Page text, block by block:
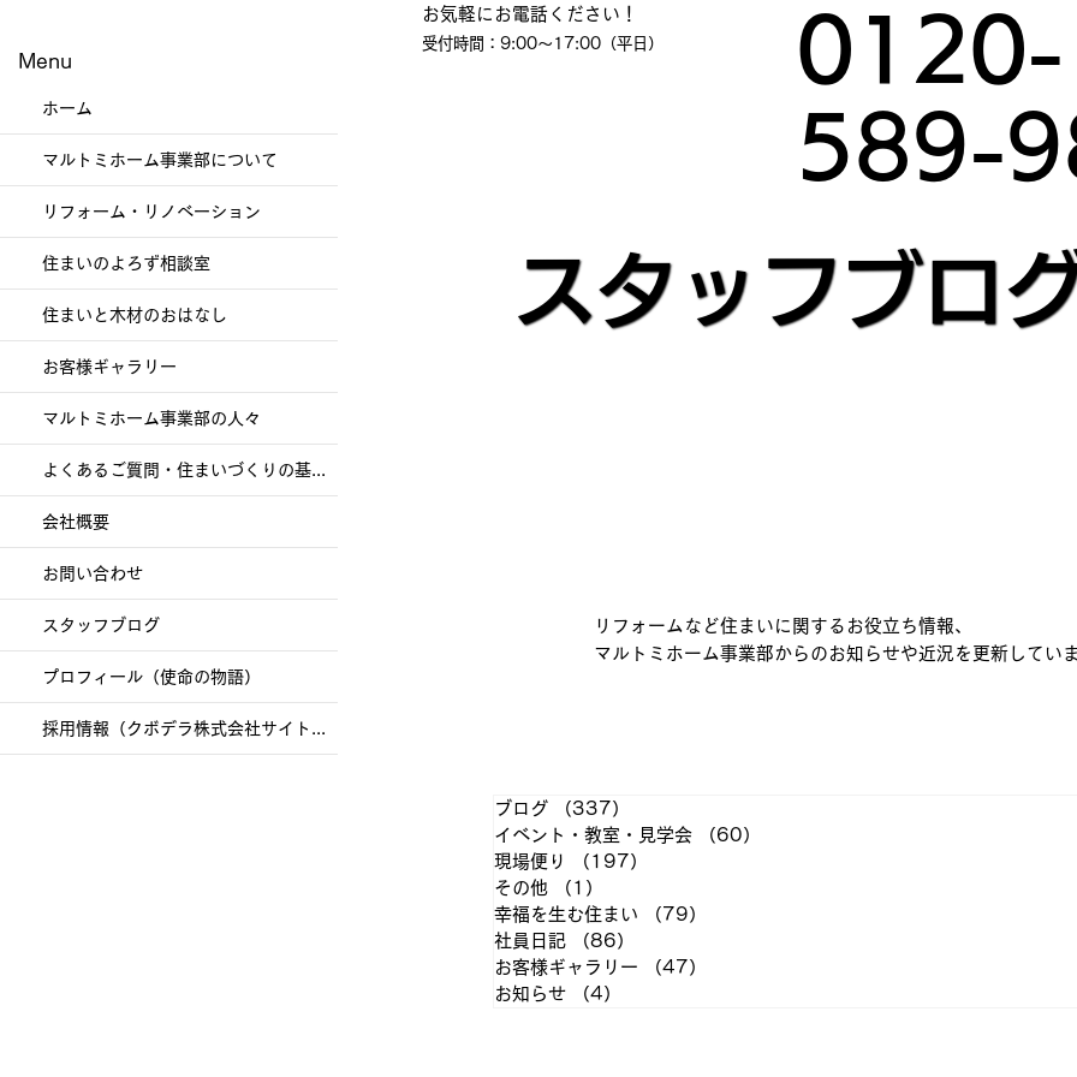
Menu
​お気軽にお電話ください！
受付時間：9:00～17:00（平日）
0120-
589-
スタッフブロ
リフォームなど住まいに関するお役立ち情報、
マルトミホーム事業部からのお知らせや近況を更新してい
ブログ （337）
イベント・教室・見学会
（60）
現場便り
（197）
その他
（1）
幸福を生む住まい
（79）
社員日記
（86）
お客様ギャラリー
（47）
お知らせ
（4）
ホーム
マルトミホーム事業部について
リフォーム・リノベーション
住まいのよろず相談室
住まいと木材のおはなし
お客様ギャラリー
マルトミホーム事業部の人々
会社概要
お問い合わせ
スタッフブログ
プロフィール（使命の物語）